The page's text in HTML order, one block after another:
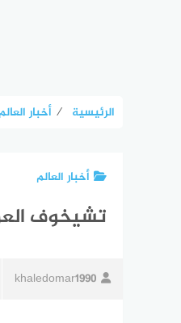
الرئيسية ⁄ أخبار
أخبار العالم
تشيخوف
khaledomar1990